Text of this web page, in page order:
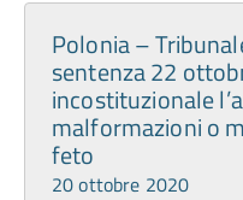
Polonia –
sentenza 22
incostituzionale
malformazioni o
feto
20 ottobre 2020